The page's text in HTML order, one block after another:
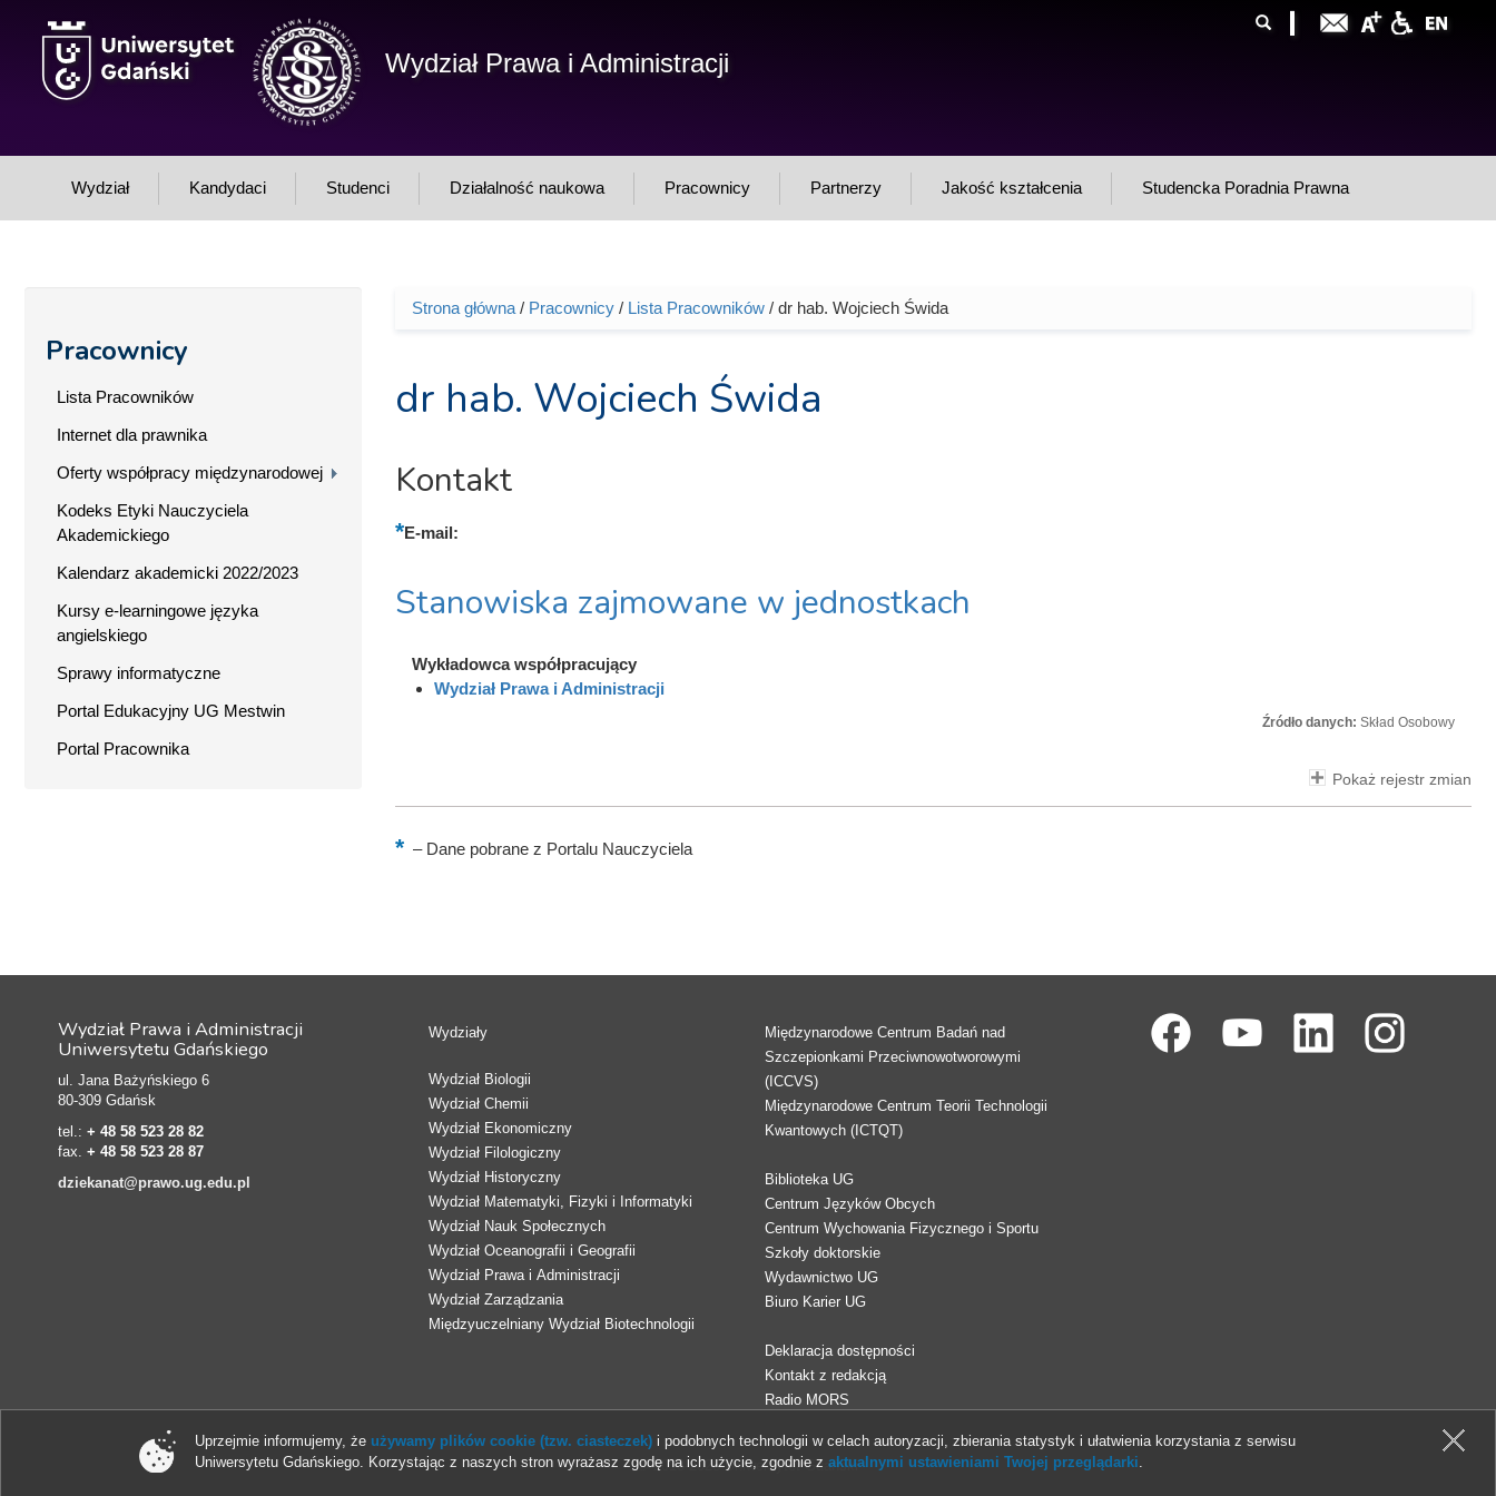
Wydział Prawa i Administracji
Wydział Kandydaci Studenci Działalność naukowa Pracownicy Partnerzy Jakość kształcenia Studencka Poradnia Prawna
Pracownicy
Lista Pracowników
Internet dla prawnika
Oferty współpracy międzynarodowej
Kodeks Etyki Nauczyciela
Akademickiego
Kalendarz akademicki 2022/2023
Kursy e-learningowe języka
angielskiego
Sprawy informatyczne
Portal Edukacyjny UG Mestwin
Portal Pracownika
Jesteś tutaj
Strona główna/ Pracownicy/ Lista Pracowników/ dr hab. Wojciech Świda
dr hab. Wojciech Świda
Kontakt
E-mail:
Stanowiska zajmowane w jednostkach
Wykładowca współpracujący
Wydział Prawa i Administracji
Źródło danych: Skład Osobowy
Pokaż rejestr zmian
–Dane pobrane z Portalu Nauczyciela
Wydział Prawa i Administracji
Uniwersytetu Gdańskiego
ul. Jana Bażyńskiego 6
80-309 Gdańsk
tel.: + 48 58 523 28 82
fax. + 48 58 523 28 87
dziekanat@prawo.ug.edu.pl
Wydziały
Wydział Biologii
Wydział Chemii
Wydział Ekonomiczny
Wydział Filologiczny
Wydział Historyczny
Wydział Matematyki, Fizyki i Informatyki
Wydział Nauk Społecznych
Wydział Oceanografii i Geografii
Wydział Prawa i Administracji
Wydział Zarządzania
Międzyuczelniany Wydział Biotechnologii
Międzynarodowe Centrum Badań nad
Szczepionkami Przeciwnowotworowymi
(ICCVS)
Międzynarodowe Centrum Teorii Technologii
Kwantowych (ICTQT)
Biblioteka UG
Centrum Języków Obcych
Centrum Wychowania Fizycznego i Sportu
Szkoły doktorskie
Wydawnictwo UG
Biuro Karier UG
Deklaracja dostępności
Kontakt z redakcją
Radio MORS
© 2013-2026 Uniwersytet Gdański
Uprzejmie informujemy, że używamy plików cookie (tzw. ciasteczek)i podobnych technologii w celach autoryzacji, zbierania statystyk i ułatwienia korzystania z serwisu
Uniwersytetu Gdańskiego. Korzystając z naszych stron wyrażasz zgodę na ich użycie, zgodnie z aktualnymi ustawieniami Twojej przeglądarki.